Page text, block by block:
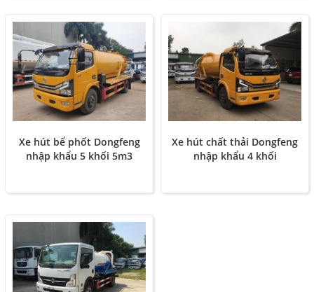
Xe hút bể phốt Dongfeng
nhập khẩu 5 khối 5m3
Xe hút chất thải Dongfeng
nhập khẩu 4 khối